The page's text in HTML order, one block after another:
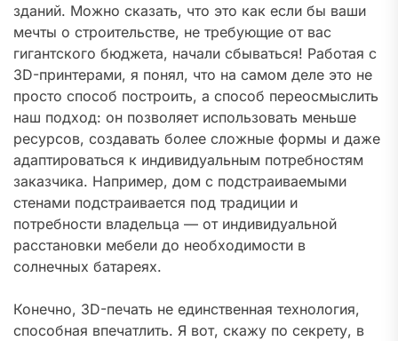
зданий. Можно сказать, что это как если бы ваши
мечты о строительстве, не требующие от вас
гигантского бюджета, начали сбываться! Работая с
3D-принтерами, я понял, что на самом деле это не
просто способ построить, а способ переосмыслить
наш подход: он позволяет использовать меньше
ресурсов, создавать более сложные формы и даже
адаптироваться к индивидуальным потребностям
заказчика. Например, дом с подстраиваемыми
стенами подстраивается под традиции и
потребности владельца — от индивидуальной
расстановки мебели до необходимости в
солнечных батареях.
Конечно, 3D-печать не единственная технология,
способная впечатлить. Я вот, скажу по секрету, в